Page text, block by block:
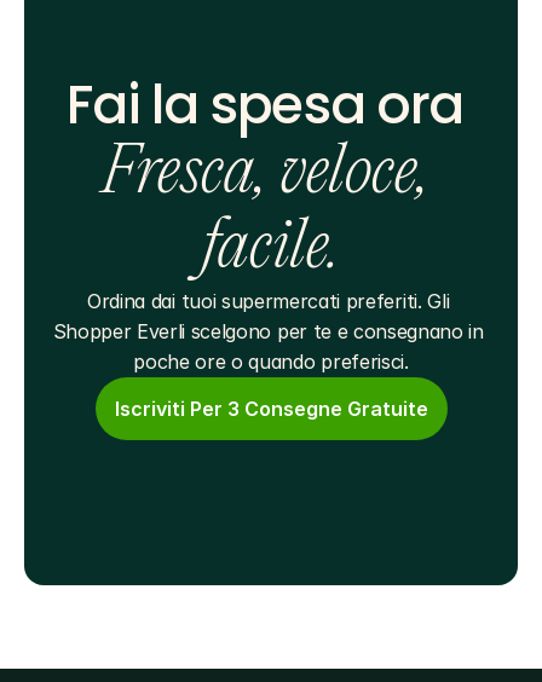
Fai la spesa ora
Fresca, veloce,
facile.
Ordina dai tuoi supermercati preferiti. Gli
Shopper Everli scelgono per te e consegnano in
poche ore o quando preferisci.
Iscriviti Per 3 Consegne Gratuite